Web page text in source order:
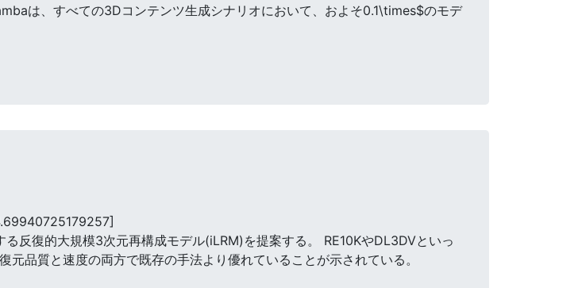
は、すべての3Dコンテンツ生成シナリオにおいて、およそ0.1\times$のモデ
反復的大規模3次元再構成モデル(iLRM)を提案する。 RE10KやDL3DVといっ
品質と速度の両方で既存の手法より優れていることが示されている。